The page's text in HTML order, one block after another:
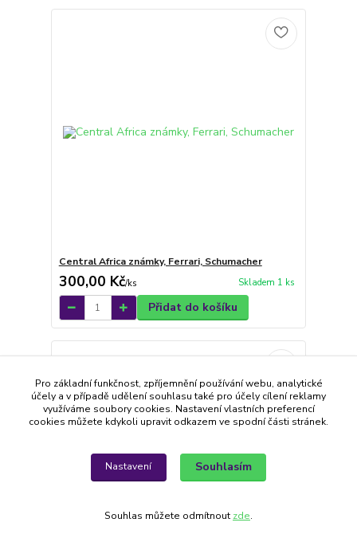
Central Africa známky, Ferrari, Schumacher
300,00 Kč/ks Skladem 1 ks
Přidat do košíku
Pro základní funkčnost, zpříjemnění používání webu, analytické
účely a v případě udělení souhlasu také pro účely cílení reklamy
využíváme soubory cookies. Nastavení vlastních preferencí
cookies můžete kdykoli upravit odkazem ve spodní části stránek.
Nastavení Souhlasím
Souhlas můžete odmítnout zde.